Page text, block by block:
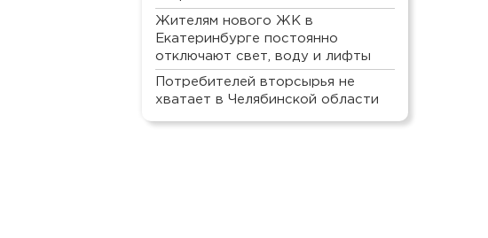
Жителям нового ЖК в
Екатеринбурге постоянно
отключают свет, воду и лифты
Потребителей вторсырья не
хватает в Челябинской области